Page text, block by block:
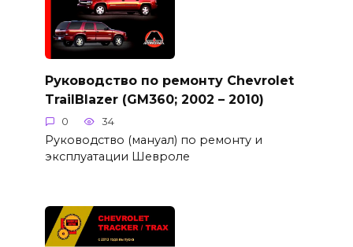
Руководство по ремонту Chevrolet
TrailBlazer (GM360; 2002 – 2010)
0 34
Руководство (мануал) по ремонту и
эксплуатации Шевроле